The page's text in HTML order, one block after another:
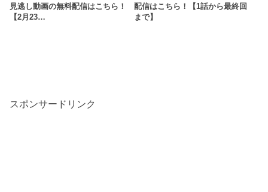
見逃し動画の無料配信はこちら！
【2月23…
配信はこちら！【1話から最終回
まで】
スポンサードリンク